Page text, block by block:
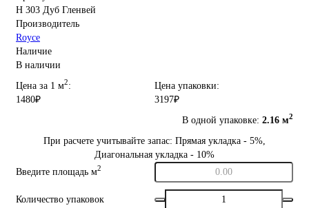
Н 303 Дуб Гленвей
Производитель
Royce
Наличие
В наличии
Цена за 1 м2:
1480₽
Цена упаковки:
3197₽
В одной упаковке: 2.16 м2
При расчете учитывайте запас: Прямая укладка - 5%,
Диагональная укладка - 10%
Введите площадь м2
Количество упаковок